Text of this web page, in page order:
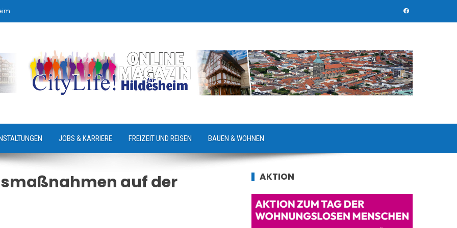
JOBS & KARRIERE FREIZEIT UND REISEN BAUEN & WOHNEN
auf der
AKTION